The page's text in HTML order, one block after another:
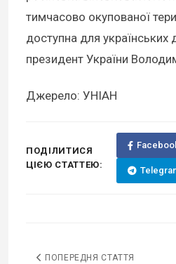
тимчасово окупованої
доступна для українських
президент України
Джерело: УНІАН
ПОДІЛИТИСЯ
ЦІЄЮ СТАТТЕЮ:
ПОПЕРЕДНЯ СТАТТЯ